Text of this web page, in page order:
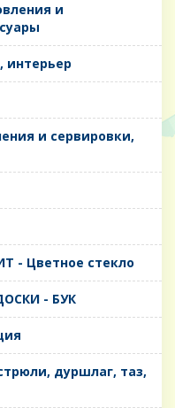
и
интерьер
и сервировки,
- Цветное стекло
- БУК
дуршлаг, таз,